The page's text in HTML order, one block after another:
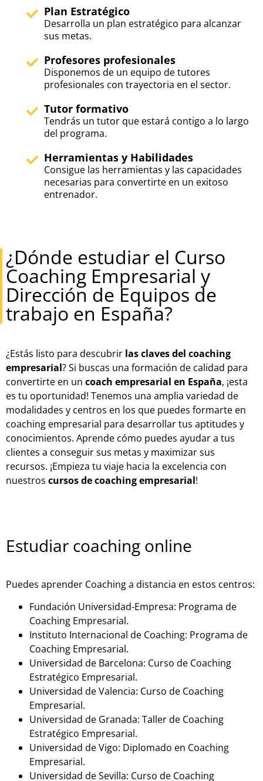
Plan Estratégico
Desarrolla un plan estratégico para alcanzar
sus metas.
Profesores profesionales
Disponemos de un equipo de tutores
profesionales con trayectoria en el sector.
Tutor formativo
Tendrás un tutor que estará contigo a lo largo
del programa.
Herramientas y Habilidades
Consigue las herramientas y las capacidades
necesarias para convertirte en un exitoso
entrenador.
¿Dónde estudiar el Curso
Coaching Empresarial y
Dirección de Equipos de
trabajo en España?
¿Estás listo para descubrir las claves del coaching
empresarial? Si buscas una formación de calidad para
convertirte en un coach empresarial en España, ¡esta
es tu oportunidad! Tenemos una amplia variedad de
modalidades y centros en los que puedes formarte en
coaching empresarial para desarrollar tus aptitudes y
conocimientos. Aprende cómo puedes ayudar a tus
clientes a conseguir sus metas y maximizar sus
recursos. ¡Empieza tu viaje hacia la excelencia con
nuestros cursos de coaching empresarial!
Estudiar coaching online
Puedes aprender Coaching a distancia en estos centros:
Fundación Universidad-Empresa: Programa de
Coaching Empresarial.
Instituto Internacional de Coaching: Programa de
Coaching Empresarial.
Universidad de Barcelona: Curso de Coaching
Estratégico Empresarial.
Universidad de Valencia: Curso de Coaching
Empresarial.
Universidad de Granada: Taller de Coaching
Estratégico Empresarial.
Universidad de Vigo: Diplomado en Coaching
Empresarial.
Universidad de Sevilla: Curso de Coaching